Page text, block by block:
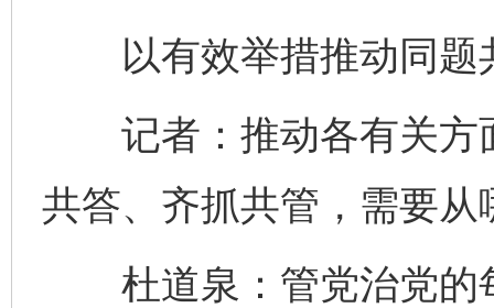
以有效举措推动同题
记者：推动各有关方
共答、齐抓共管，需要从
杜道泉：管党治党的